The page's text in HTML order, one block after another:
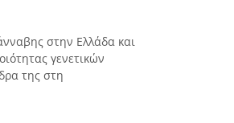
στην Ελλάδα και
γενετικών
της στη